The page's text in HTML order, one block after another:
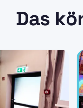
Das